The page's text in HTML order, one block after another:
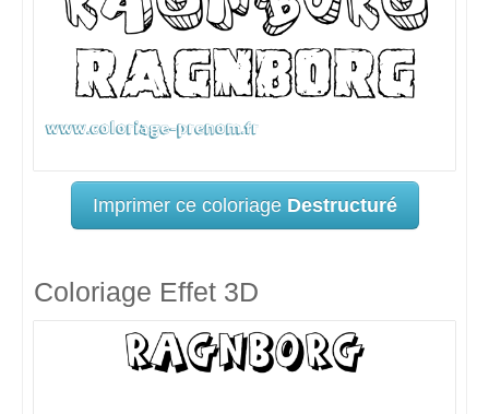
Imprimer ce coloriage Destructuré
Coloriage Effet 3D